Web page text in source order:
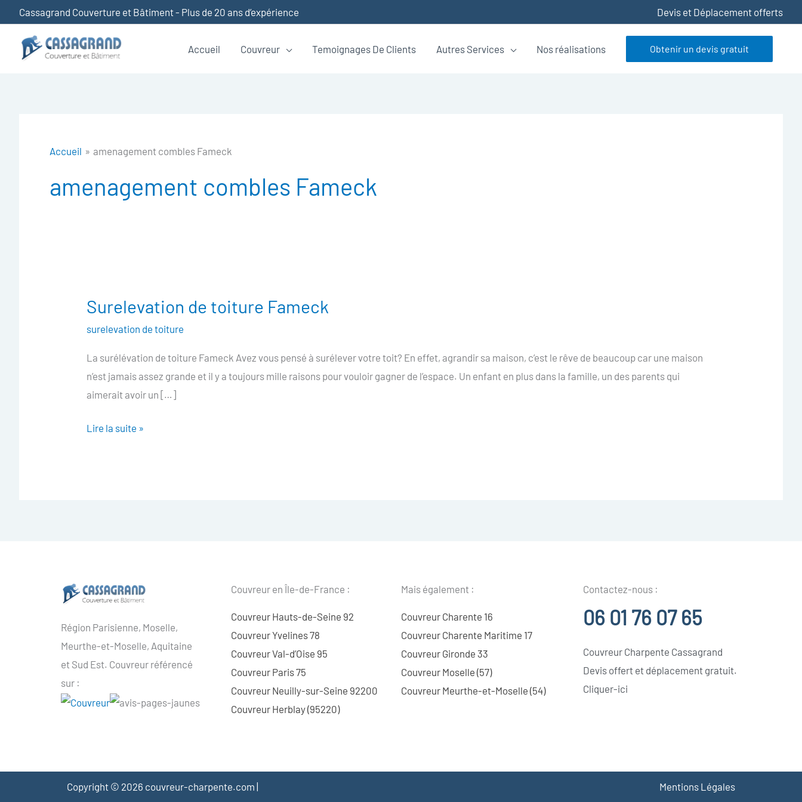
au
contenu
Cassagrand Couverture et Bâtiment - Plus de 20 ans d’expérience Devis et Déplacement offerts
Accueil Couvreur Temoignages De Clients Autres Services Nos réalisations Obtenir un devis gratuit
Accueil amenagement combles Fameck
amenagement combles Fameck
Surelevation de toiture Fameck
surelevation de toiture
La surélévation de toiture Fameck Avez vous pensé à surélever votre toit? En effet, agrandir sa maison, c’est le rêve de beaucoup car une maison
n’est jamais assez grande et il y a toujours mille raisons pour vouloir gagner de l’espace. Un enfant en plus dans la famille, un des parents qui
aimerait avoir un […]
Surelevation
Fameck
Lire la suite »
Région Parisienne, Moselle,
Meurthe-et-Moselle, Aquitaine
et Sud Est. Couvreur référencé
sur :
Couvreur en Île-de-France :
Couvreur Hauts-de-Seine 92
Couvreur Yvelines 78
Couvreur Val-d’Oise 95
Couvreur Paris 75
Couvreur Neuilly-sur-Seine 92200
Couvreur Herblay (95220)
Mais également :
Couvreur Charente 16
Couvreur Charente Maritime 17
Couvreur Gironde 33
Couvreur Moselle (57)
Couvreur Meurthe-et-Moselle (54)
Contactez-nous :
06 01 76 07 65
Couvreur Charpente Cassagrand
Devis offert et déplacement gratuit.
Cliquer-ici
Copyright © 2026 couvreur-charpente.com | Mentions Légales